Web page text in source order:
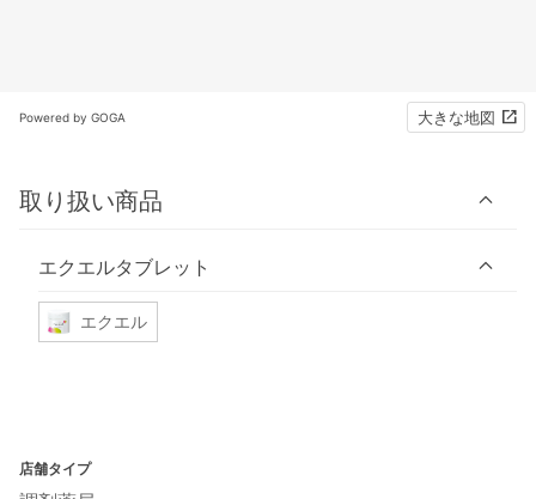
Powered by GOGA 大きな地図
取り扱い商品
エクエルタブレット
エクエル
店舗タイプ